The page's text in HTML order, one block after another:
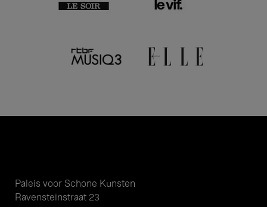
Paleis voor Schone Kunsten
Ravensteinstraat 23